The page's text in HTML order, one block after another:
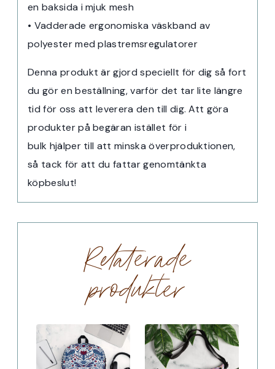
en baksida i mjuk mesh
• Vadderade ergonomiska väskband av
polyester med plastremsregulatorer
Denna produkt är gjord speciellt för dig så fort
du gör en beställning, varför det tar lite längre
tid för oss att leverera den till dig. Att göra
produkter på begäran istället för i
bulk hjälper till att minska överproduktionen,
så tack för att du fattar genomtänkta
köpbeslut!
Relaterade
produkter